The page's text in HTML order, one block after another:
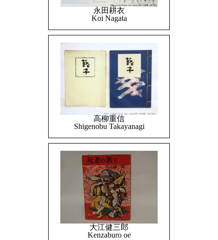
永田耕衣
Koi Nagata
高柳重信
Shigenobu Takayanagi
大江健三郎
Kenzaburo oe